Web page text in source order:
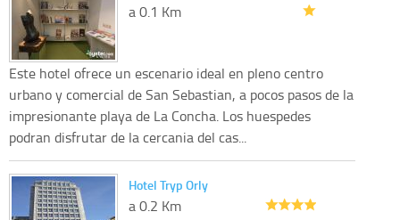
a 0.1 Km
Este hotel ofrece un escenario ideal en pleno centro
urbano y comercial de San Sebastian, a pocos pasos de la
impresionante playa de La Concha. Los huespedes
podran disfrutar de la cercania del cas...
Hotel Tryp Orly
a 0.2 Km